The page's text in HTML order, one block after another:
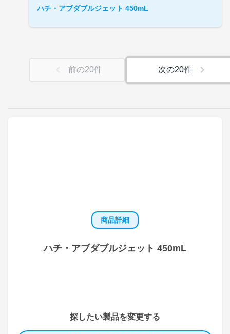
商品詳細
ハチ・アブダブルジェット 450mL
探したい製品を変更する
ハチ・アブダブルジェット 450mL
前の20件 次の20件